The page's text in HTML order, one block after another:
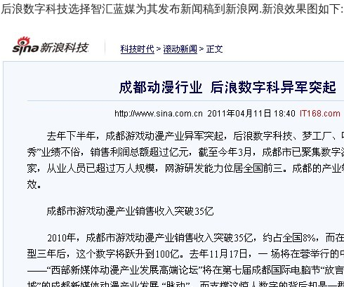
后浪数字科技选择智汇蓝媒为其发布新闻稿到新浪网.新浪效果图如下: